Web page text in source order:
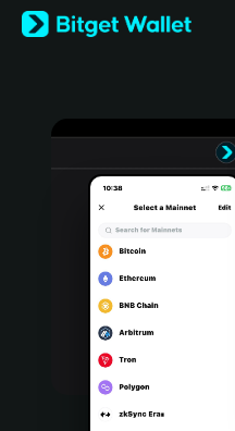
English
日本語
Türkçe
Português (Portugal)
Bahasa Indonesia